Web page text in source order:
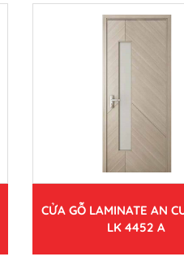
CỬA GỖ LAMINATE AN
LK 4452 A